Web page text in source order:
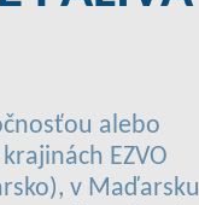
alebo
EZVO
v Maďarsku